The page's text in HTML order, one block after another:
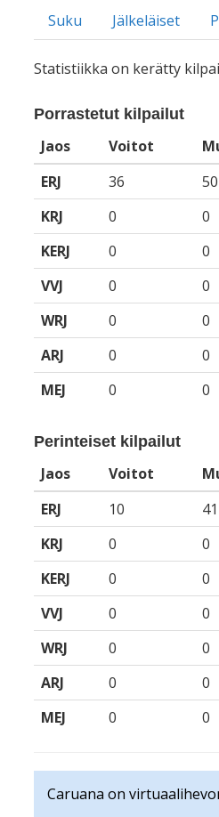
Suku Jälkeläiset
Statistiikka on kerätty
Porrastetut kilpailut
Jaos Voitot
ERJ
36 50
KRJ
0 0
KERJ
0 0
VVJ
0 0
WRJ
0 0
ARJ
0 0
MEJ
0 0
Perinteiset kilpailut
Jaos Voitot
ERJ
10 41
KRJ
0 0
KERJ
0 0
VVJ
0 0
WRJ
0 0
ARJ
0 0
MEJ
0 0
Caruana on